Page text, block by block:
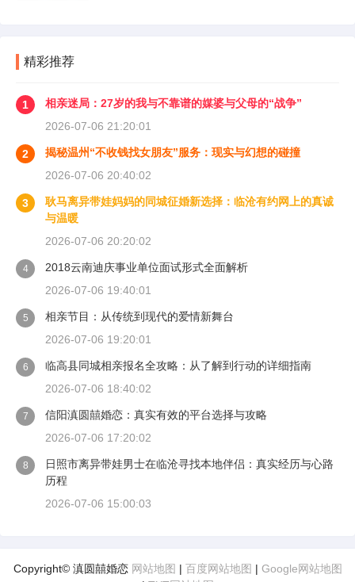
精彩推荐
1
相亲迷局：27岁的我与不靠谱的媒婆与父母的“战争”
2026-07-06 21:20:01
2
揭秘温州“不收钱找女朋友”服务：现实与幻想的碰撞
2026-07-06 20:40:02
3
耿马离异带娃妈妈的同城征婚新选择：临沧有约网上的真诚
与温暖
2026-07-06 20:20:02
4
2018云南迪庆事业单位面试形式全面解析
2026-07-06 19:40:01
5
相亲节目：从传统到现代的爱情新舞台
2026-07-06 19:20:01
6
临高县同城相亲报名全攻略：从了解到行动的详细指南
2026-07-06 18:40:02
7
信阳滇圆囍婚恋：真实有效的平台选择与攻略
2026-07-06 17:20:02
8
日照市离异带娃男士在临沧寻找本地伴侣：真实经历与心路
历程
2026-07-06 15:00:03
Copyright© 滇圆囍婚恋 网站地图 | 百度网站地图 | Google网站地图